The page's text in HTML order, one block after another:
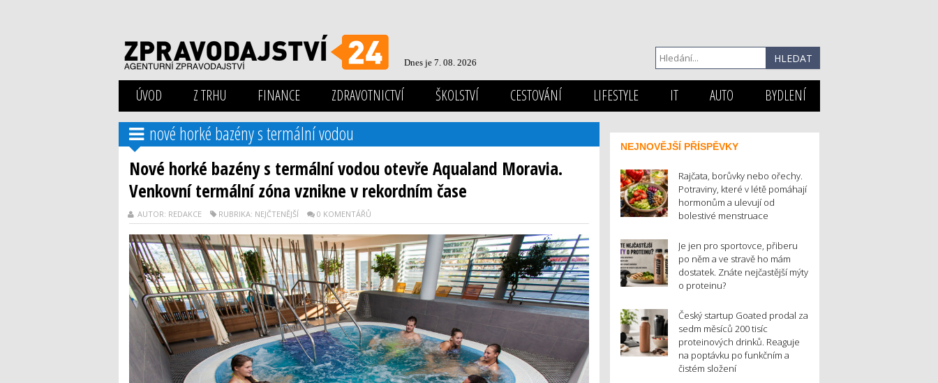
Dnes je 7. 08. 2026
ÚVOD Z TRHU FINANCE ZDRAVOTNICTVÍ ŠKOLSTVÍ CESTOVÁNÍ LIFESTYLE IT AUTO BYDLENÍ
nové horké bazény s termální vodou
Nové horké bazény s termální vodou otevře Aqualand Moravia.
Venkovní termální zóna vznikne v rekordním čase
AUTOR: REDAKCE RUBRIKA: NEJČTENĚJŠÍ 0 KOMENTÁŘŮ
NEJNOVĚJŠÍ PŘÍSPĚVKY
Rajčata, borůvky nebo ořechy.
Potraviny, které v létě pomáhají
hormonům a ulevují od
bolestivé menstruace
Je jen pro sportovce, přiberu
po něm a ve stravě ho mám
dostatek. Znáte nejčastější mýty
o proteinu?
Český startup Goated prodal za
sedm měsíců 200 tisíc
proteinových drinků. Reaguje
na poptávku po funkčním a
čistém složení